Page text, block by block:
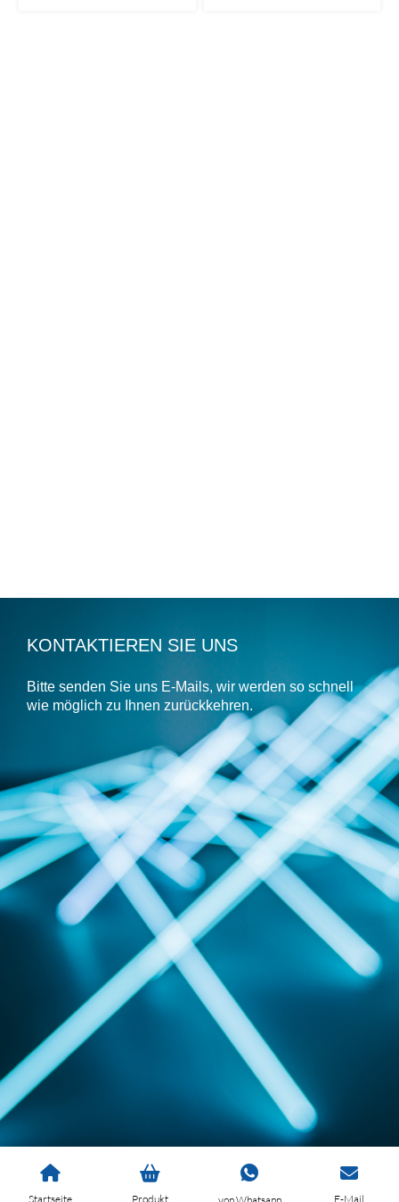
KONTAKTIEREN SIE UNS
Bitte senden Sie uns E-Mails, wir werden so schnell
wie möglich zu Ihnen zurückkehren.
Startseite Produkt E-Mail